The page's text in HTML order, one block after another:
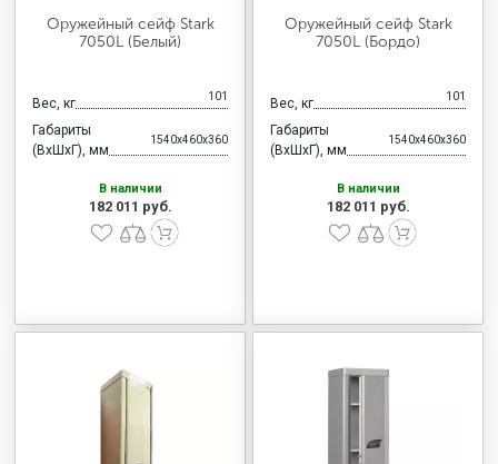
Оружейный сейф Stark
7050L (Белый)
Вес, кг 101
Габариты
(ВхШхГ), мм
1540x460x360
В наличии
182 011 руб.
Оружейный сейф Stark
7050L (Бордо)
Вес, кг 101
Габариты
(ВхШхГ), мм
1540x460x360
В наличии
182 011 руб.